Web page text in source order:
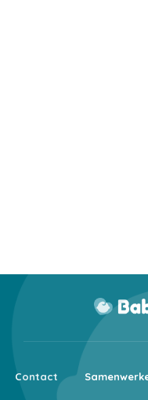
Contact